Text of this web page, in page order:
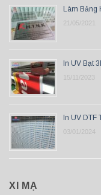
Làm Bảng
21/05/2021
In UV Bạt
15/11/2023
In UV
03/01/2024
XI MẠ